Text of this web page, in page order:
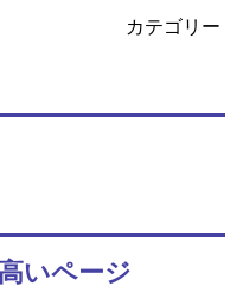
カテゴリー
いページ